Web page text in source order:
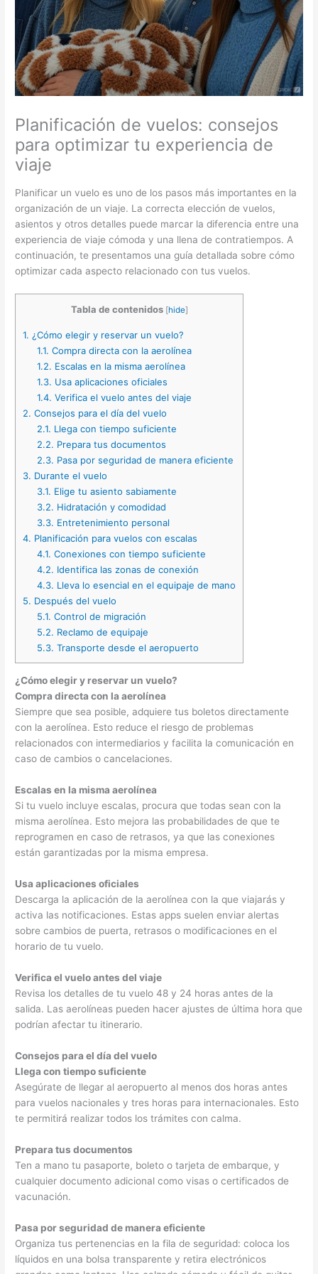
Planificación de vuelos: consejos
para optimizar tu experiencia de
viaje
Planificar un vuelo es uno de los pasos más importantes en la
organización de un viaje. La correcta elección de vuelos,
asientos y otros detalles puede marcar la diferencia entre una
experiencia de viaje cómoda y una llena de contratiempos. A
continuación, te presentamos una guía detallada sobre cómo
optimizar cada aspecto relacionado con tus vuelos.
Tabla de contenidos [hide]
1. ¿Cómo elegir y reservar un vuelo?
1.1. Compra directa con la aerolínea
1.2. Escalas en la misma aerolínea
1.3. Usa aplicaciones oficiales
1.4. Verifica el vuelo antes del viaje
2. Consejos para el día del vuelo
2.1. Llega con tiempo suficiente
2.2. Prepara tus documentos
2.3. Pasa por seguridad de manera eficiente
3. Durante el vuelo
3.1. Elige tu asiento sabiamente
3.2. Hidratación y comodidad
3.3. Entretenimiento personal
4. Planificación para vuelos con escalas
4.1. Conexiones con tiempo suficiente
4.2. Identifica las zonas de conexión
4.3. Lleva lo esencial en el equipaje de mano
5. Después del vuelo
5.1. Control de migración
5.2. Reclamo de equipaje
5.3. Transporte desde el aeropuerto
¿Cómo elegir y reservar un vuelo?
Compra directa con la aerolínea
Siempre que sea posible, adquiere tus boletos directamente
con la aerolínea. Esto reduce el riesgo de problemas
relacionados con intermediarios y facilita la comunicación en
caso de cambios o cancelaciones.
Escalas en la misma aerolínea
Si tu vuelo incluye escalas, procura que todas sean con la
misma aerolínea. Esto mejora las probabilidades de que te
reprogramen en caso de retrasos, ya que las conexiones
están garantizadas por la misma empresa.
Usa aplicaciones oficiales
Descarga la aplicación de la aerolínea con la que viajarás y
activa las notificaciones. Estas apps suelen enviar alertas
sobre cambios de puerta, retrasos o modificaciones en el
horario de tu vuelo.
Verifica el vuelo antes del viaje
Revisa los detalles de tu vuelo 48 y 24 horas antes de la
salida. Las aerolíneas pueden hacer ajustes de última hora que
podrían afectar tu itinerario.
Consejos para el día del vuelo
Llega con tiempo suficiente
Asegúrate de llegar al aeropuerto al menos dos horas antes
para vuelos nacionales y tres horas para internacionales. Esto
te permitirá realizar todos los trámites con calma.
Prepara tus documentos
Ten a mano tu pasaporte, boleto o tarjeta de embarque, y
cualquier documento adicional como visas o certificados de
vacunación.
Pasa por seguridad de manera eficiente
Organiza tus pertenencias en la fila de seguridad: coloca los
líquidos en una bolsa transparente y retira electrónicos